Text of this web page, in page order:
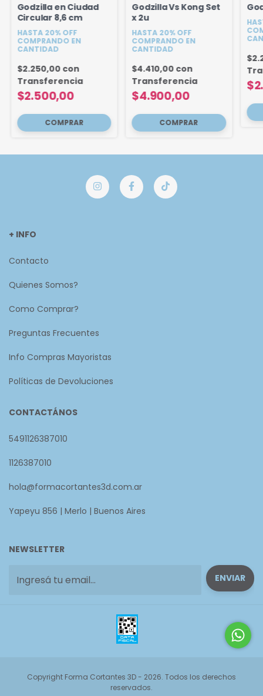
Godzilla en Ciudad
Circular 8,6 cm
HASTA 20% OFF
COMPRANDO EN
CANTIDAD
$2.500,00
$2.250,00 con
Transferencia
Godzilla Vs Kong Set
x 2u
HASTA 20% OFF
COMPRANDO EN
CANTIDAD
$4.900,00
$4.410,00 con
Transferencia
+ INFO
Contacto
Quienes Somos?
Como Comprar?
Preguntas Frecuentes
Info Compras Mayoristas
Políticas de Devoluciones
CONTACTÁNOS
5491126387010
1126387010
hola@formacortantes3d.com.ar
Yapeyu 856 | Merlo | Buenos Aires
NEWSLETTER
Copyright Forma Cortantes 3D - 2026. Todos los derechos
reservados.